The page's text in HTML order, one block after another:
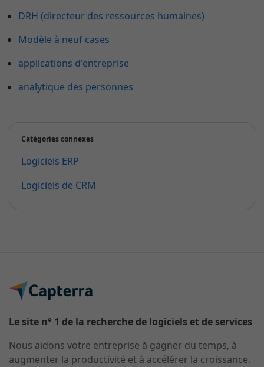
DRH (directeur des ressources humaines)
Modèle à neuf cases
applications d'entreprise
analytique des personnes
Catégories connexes
Logiciels ERP
Logiciels de CRM
Le site n° 1 de la recherche de logiciels et de services
Nous aidons votre entreprise à gagner du temps, à
augmenter la productivité et à accélérer la croissance.